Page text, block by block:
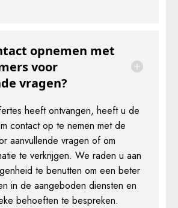
opnemen met
voor
vragen?
heeft ontvangen, heeft u de
contact op te nemen met de
aanvullende vragen of om
te verkrijgen. We raden u aan
te benutten om een beter
in de aangeboden diensten en
behoeften te bespreken.